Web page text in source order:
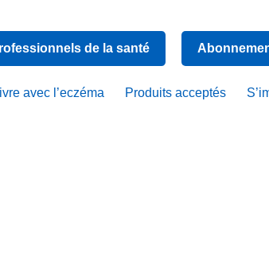
de la santé
avec l’eczéma Produits acceptés